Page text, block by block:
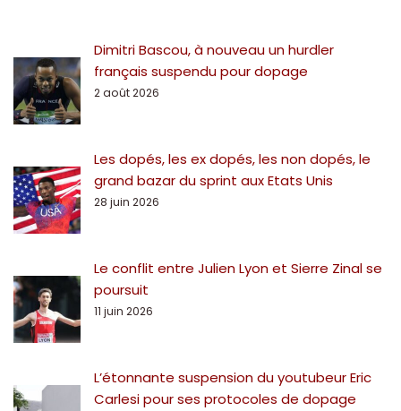
Dimitri Bascou, à nouveau un hurdler
français suspendu pour dopage
2 août 2026
Les dopés, les ex dopés, les non dopés, le
grand bazar du sprint aux Etats Unis
28 juin 2026
Le conflit entre Julien Lyon et Sierre Zinal se
poursuit
11 juin 2026
L’étonnante suspension du youtubeur Eric
Carlesi pour ses protocoles de dopage